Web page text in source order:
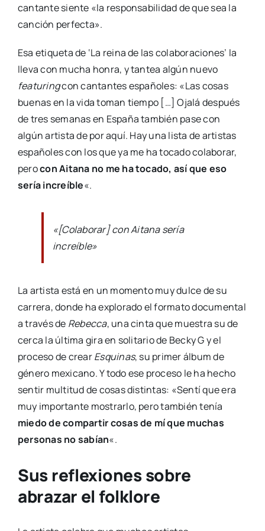
cantante siente «la responsabilidad de que sea la
canción perfecta».
Esa etiqueta de ‘La reina de las colaboraciones’ la
lleva con mucha honra, y tantea algún nuevo
featuringcon cantantes españoles: «Las cosas
buenas en la vida toman tiempo […] Ojalá después
de tres semanas en España también pase con
algún artista de por aquí. Hay una lista de artistas
españoles con los que ya me ha tocado colaborar,
perocon Aitana no me ha tocado, así que eso
sería increíble«.
«[Colaborar] con Aitana sería
increíble»
La artista está en un momento muy dulce de su
carrera, donde ha explorado el formato documental
a través de Rebecca, una cinta que muestra su de
cerca la última gira en solitario de Becky G y el
proceso de crearEsquinas, su primer álbum de
género mexicano. Y todo ese proceso le ha hecho
sentir multitud de cosas distintas: «Sentí que era
muy importante mostrarlo, pero también tenía
miedo de compartir cosas de mí que muchas
personas no sabían«.
Sus reflexiones sobre
abrazar el folklore